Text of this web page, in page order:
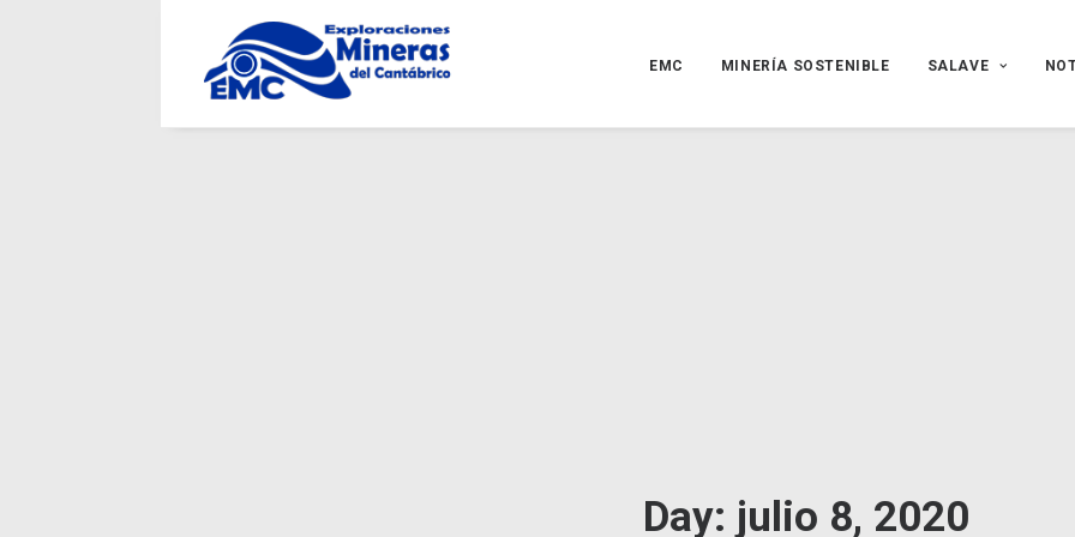
EMC MINERÍA SOSTENIBLE SALAVE
Day: julio 8, 2020